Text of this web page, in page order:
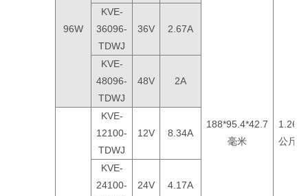
188*95.4*42.7
毫米
1.26
公斤
96W
KVE-
36096-
TDWJ
36V 2.67A
KVE-
48096-
TDWJ
48V 2A
KVE-
12100-
TDWJ
12V 8.34A
KVE-
24100-
24V 4.17A